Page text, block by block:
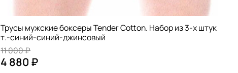
Трусы мужские боксеры Tender Cotton. Набор из 3-х штук
т.-синий-синий-джинсовый
11 000 ₽
4 880 ₽